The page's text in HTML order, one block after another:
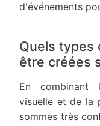
d'événements
Quels types
être créées
En combinant
visuelle et de la
sommes très